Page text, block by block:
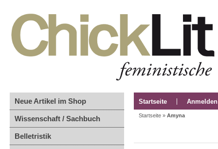
Neue Artikel im Shop
Wissenschaft / Sachbuch
Belletristik
Startseite Anmelden
Startseite » Amyna